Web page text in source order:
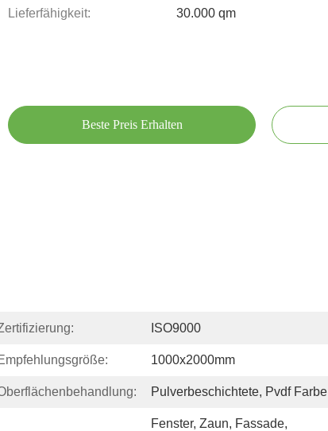
Lieferfähigkeit: 30.000 qm
Beste Preis Erhalten
ISO9000
1000x2000mm
Pulverbeschichtete, Pvdf Farbe
Fenster, Zaun, Fassade,